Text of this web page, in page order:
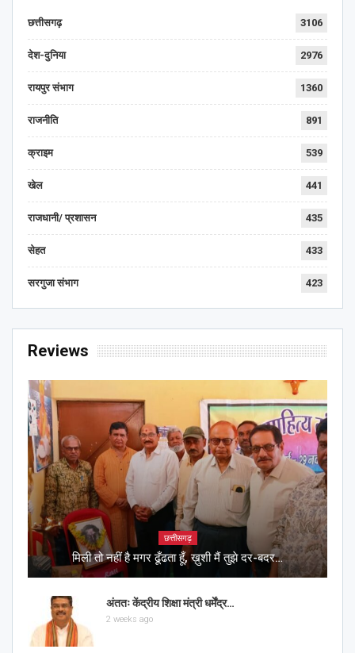
छत्तीसगढ़ 3106
देश-दुनिया 2976
रायपुर संभाग 1360
राजनीति 891
क्राइम 539
खेल 441
राजधानी/ प्रशासन 435
सेहत 433
सरगुजा संभाग 423
Reviews
छत्तीसगढ़
मिली तो नहीं है मगर ढूँढता हूँ, ख़ुशी मैं तुझे दर-बदर…
अंततः केंद्रीय शिक्षा मंत्री धर्मेंद्र…
2 weeks ago